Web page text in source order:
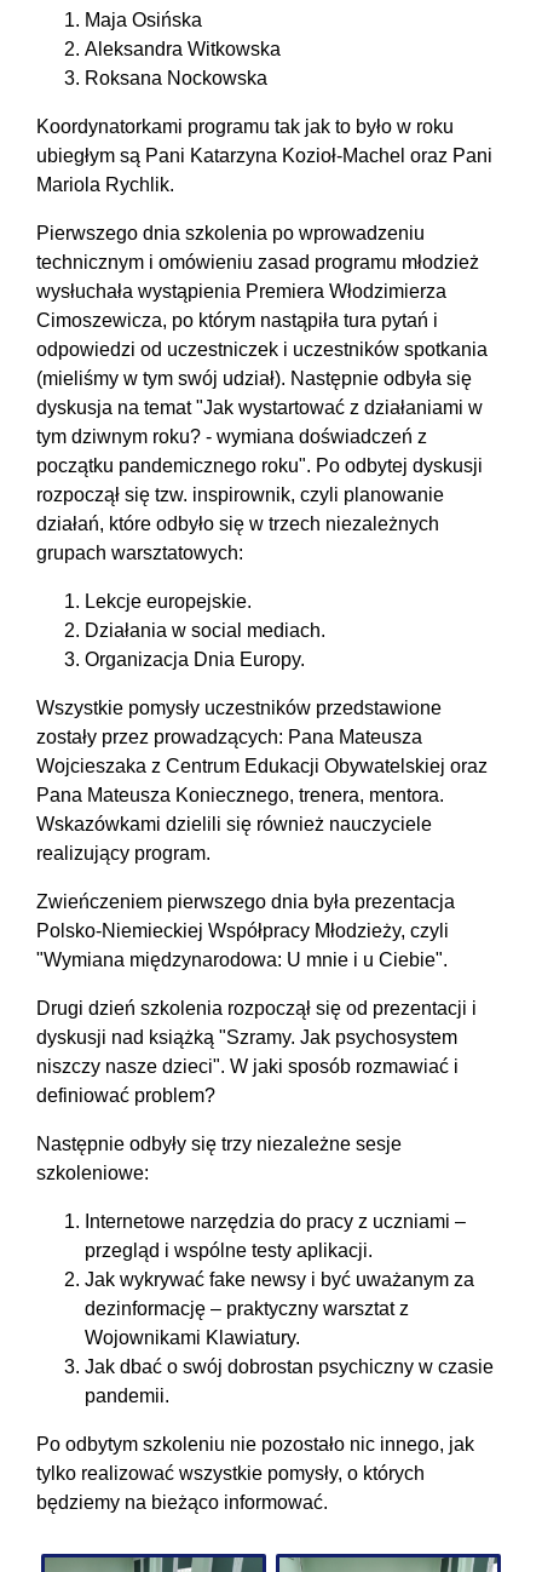
Maja Osińska
Aleksandra Witkowska
Roksana Nockowska
Koordynatorkami programu tak jak to było w roku
ubiegłym są Pani Katarzyna Kozioł-Machel oraz Pani
Mariola Rychlik.
Pierwszego dnia szkolenia po wprowadzeniu
technicznym i omówieniu zasad programu młodzież
wysłuchała wystąpienia Premiera Włodzimierza
Cimoszewicza, po którym nastąpiła tura pytań i
odpowiedzi od uczestniczek i uczestników spotkania
(mieliśmy w tym swój udział). Następnie odbyła się
dyskusja na temat "Jak wystartować z działaniami w
tym dziwnym roku? - wymiana doświadczeń z
początku pandemicznego roku". Po odbytej dyskusji
rozpoczął się tzw. inspirownik, czyli planowanie
działań, które odbyło się w trzech niezależnych
grupach warsztatowych:
Lekcje europejskie.
Działania w social mediach.
Organizacja Dnia Europy.
Wszystkie pomysły uczestników przedstawione
zostały przez prowadzących: Pana Mateusza
Wojcieszaka z Centrum Edukacji Obywatelskiej oraz
Pana Mateusza Koniecznego, trenera, mentora.
Wskazówkami dzielili się również nauczyciele
realizujący program.
Zwieńczeniem pierwszego dnia była prezentacja
Polsko-Niemieckiej Współpracy Młodzieży, czyli
"Wymiana międzynarodowa: U mnie i u Ciebie".
Drugi dzień szkolenia rozpoczął się od prezentacji i
dyskusji nad książką "Szramy. Jak psychosystem
niszczy nasze dzieci". W jaki sposób rozmawiać i
definiować problem?
Następnie odbyły się trzy niezależne sesje
szkoleniowe:
Internetowe narzędzia do pracy z uczniami –
przegląd i wspólne testy aplikacji.
Jak wykrywać fake newsy i być uważanym za
dezinformację – praktyczny warsztat z
Wojownikami Klawiatury.
Jak dbać o swój dobrostan psychiczny w czasie
pandemii.
Po odbytym szkoleniu nie pozostało nic innego, jak
tylko realizować wszystkie pomysły, o których
będziemy na bieżąco informować.